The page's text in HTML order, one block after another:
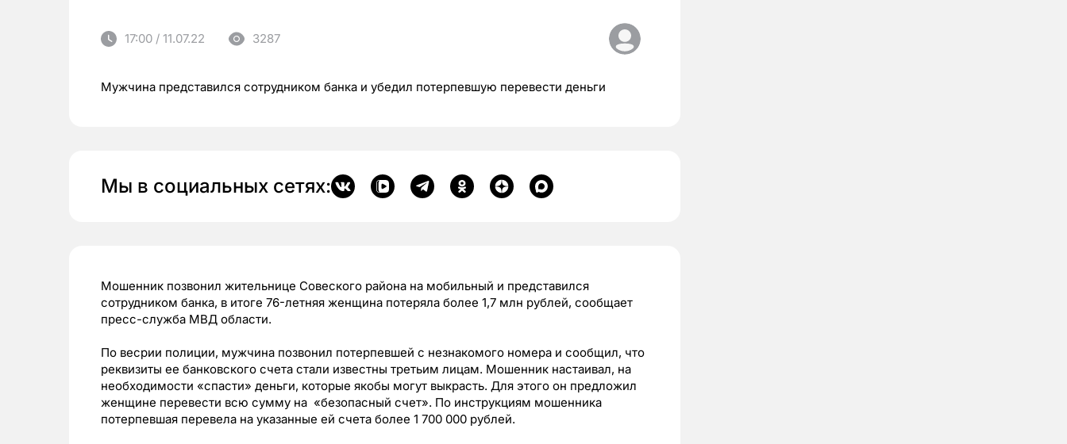
17:00 / 11.07.22 3287
Мужчина представился сотрудником банка и убедил потерпевшую перевести деньги
Мы в социальных сетях:
Мошенник позвонил жительнице Совеского района на мобильный и представился
сотрудником банка, в итоге 76-летняя женщина потеряла более 1,7 млн рублей, сообщает
пресс-служба МВД области.
По весрии полиции, мужчина позвонил потерпевшей с незнакомого номера и сообщил, что
реквизиты ее банковского счета стали известны третьим лицам. Мошенник настаивал, на
необходимости «спасти» деньги, которые якобы могут выкрасть. Для этого он предложил
женщине перевести всю сумму на «безопасный счет». По инструкциям мошенника
потерпевшая перевела на указанные ей счета более 1 700 000 рублей.